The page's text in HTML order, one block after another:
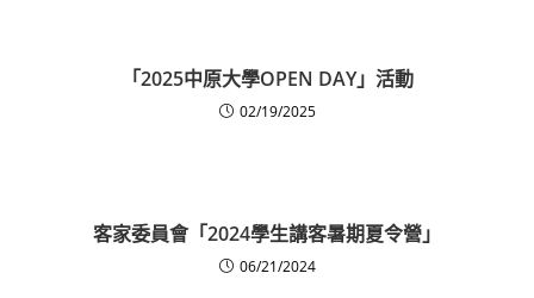
「2025中原大學OPEN DAY」活動
02/19/2025
客家委員會「2024學生講客暑期夏令營」
06/21/2024